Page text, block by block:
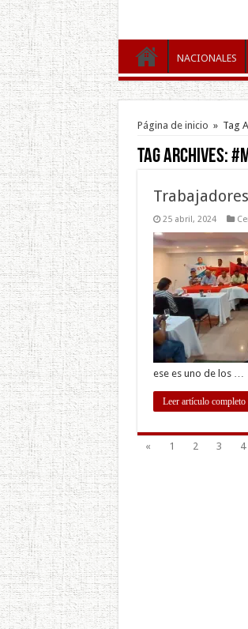
NACIONALES
Página de inicio » Tag
Tag Archives:
25 abril, 2024
ese es uno de los …
Leer artículo completo
« 1 2 3 4